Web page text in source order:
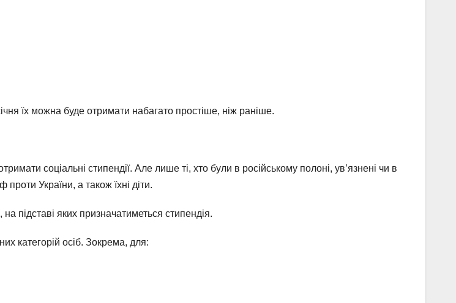
їх можна буде отримати набагато простіше, ніж раніше.
соціальні стипендії. Але лише ті, хто були в російському полоні, ув’язнені чи в
України, а також їхні діти.
підставі яких призначатиметься стипендія.
категорій осіб. Зокрема, для: